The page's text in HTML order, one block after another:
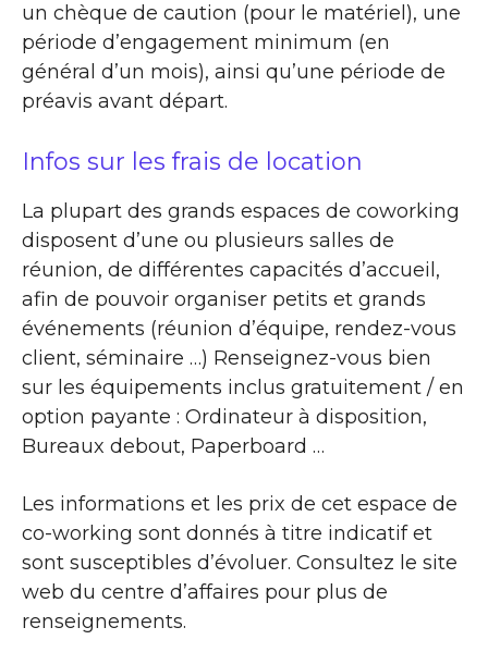
un chèque de caution (pour le matériel), une
période d’engagement minimum (en
général d’un mois), ainsi qu’une période de
préavis avant départ.
Infos sur les frais de location
La plupart des grands espaces de coworking
disposent d’une ou plusieurs salles de
réunion, de différentes capacités d’accueil,
afin de pouvoir organiser petits et grands
événements (réunion d’équipe, rendez-vous
client, séminaire …) Renseignez-vous bien
sur les équipements inclus gratuitement / en
option payante : Ordinateur à disposition,
Bureaux debout, Paperboard …
Les informations et les prix de cet espace de
co-working sont donnés à titre indicatif et
sont susceptibles d’évoluer. Consultez le site
web du centre d’affaires pour plus de
renseignements.